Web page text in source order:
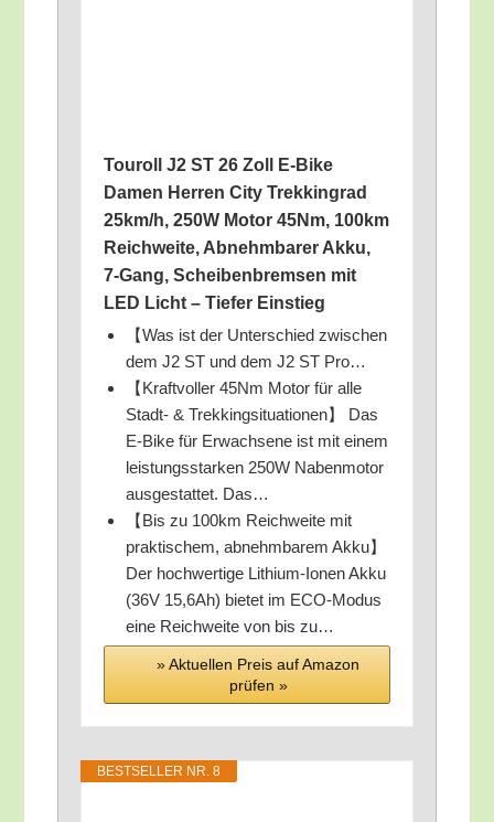
Tou­roll J2 ST 26 Zoll E‑Bike
Damen Her­ren City Trek­king­rad
25km/​h, 250W Motor 45Nm, 100km
Reich­wei­te, Abnehm­ba­rer Akku,
7‑Gang, Schei­ben­brem­sen mit
LED Licht – Tie­fer Einstieg
【Was ist der Unter­schied zwi­schen
dem J2 ST und dem J2 ST Pro…
【Kraft­vol­ler 45Nm Motor für alle
Stadt- & Trek­king­si­tua­tio­nen】 Das
E‑Bike für Erwach­se­ne ist mit einem
leis­tungs­star­ken 250W Naben­mo­tor
aus­ge­stat­tet. Das…
【Bis zu 100km Reich­wei­te mit
prak­ti­schem, abnehm­ba­rem Akku】
Der hoch­wer­ti­ge Lithi­um-Ionen Akku
(36V 15,6Ah) bie­tet im ECO-Modus
eine Reich­wei­te von bis zu…
» Aktu­el­len Preis auf Ama­zon
prü­fen »
BEST­SEL­LER NR. 8